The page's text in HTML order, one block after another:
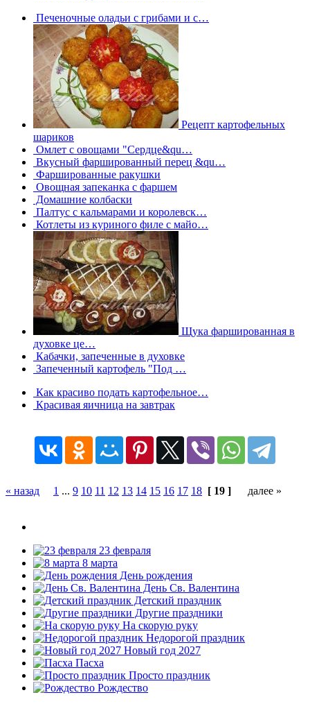
Печеночные оладьи с грибами и с…
Рецепт картофельных
шариков
Омлет с овощами "Сердце&qu…
Вкусный фаршированный перец &qu…
Фаршированные ракушки
Овощная запеканка с фаршем
Домашние колбаски
Палтус с кальмарами и королевск…
Котлеты из куриного филе с майо…
Щука фаршированная в
духовке це…
Кабачки, запеченные в духовке
Запеченный картофель "Под …
Как красиво подать картофельное…
Красивая яичница на завтрак
« назад 1 ... 9 10 11 12 13 14 15 16 17 18 [ 19 ] далее »
23 февраля
8 марта
День рождения
День Св. Валентина
Детский праздник
Другие праздники
На скорую руку
Недорогой праздник
Новый год 2027
Пасха
Просто праздник
Рождество